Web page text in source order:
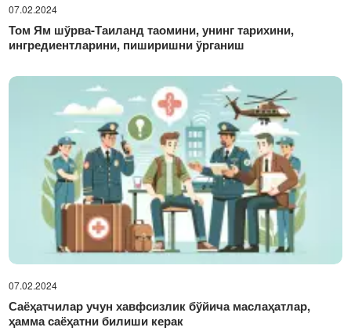
07.02.2024
Том Ям шўрва-Таиланд таомини, унинг тарихини,
ингредиентларини, пиширишни ўрганиш
07.02.2024
Саёҳатчилар учун хавфсизлик бўйича маслаҳатлар,
ҳамма саёҳатни билиши керак